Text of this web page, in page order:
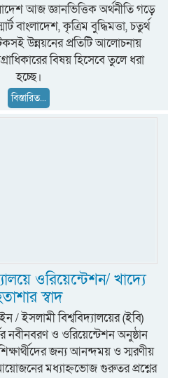
আজ জ্ঞানভিত্তিক অর্থনীতি গড়ে
বাংলাদেশ, কৃত্রিম বুদ্ধিমত্তা, চতুর্থ
উন্নয়নের প্রতিটি আলোচনায়
বিষয় হিসেবে তুলে ধরা
হচ্ছে।
বিস্তারিত...
ওরিয়েন্টেশন/ খাদ্যে
স্বাদ
/ ইসলামী বিশ্ববিদ্যালয়ের (ইবি)
নবীনবরণ ও ওরিয়েন্টেশন অনুষ্ঠান
জন্য আনন্দময় ও স্মরণীয়
মধ্যাহ্নভোজ গুরুতর প্রশ্নের